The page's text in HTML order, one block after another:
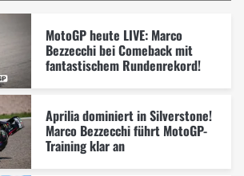
MotoGP heute LIVE: Marco
Bezzecchi bei Comeback mit
fantastischem Rundenrekord!
Aprilia dominiert in Silverstone!
Marco Bezzecchi führt MotoGP-
Training klar an